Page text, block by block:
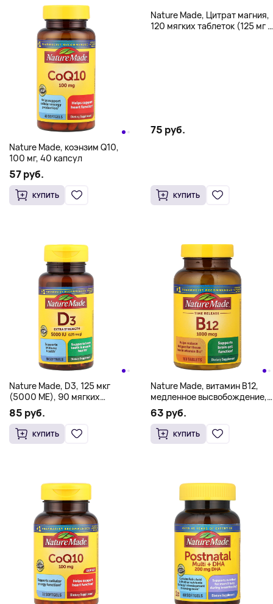
Nature Made, коэнзим Q10,
100 мг, 40 капсул
57 руб.
КУПИТЬ
Nature Made, Цитрат магния,
120 мягких таблеток (125 мг в
75 руб.
КУПИТЬ
Nature Made, D3, 125 мкг
(5000 МЕ), 90 мягких
таблеток
85 руб.
КУПИТЬ
Nature Made, витамин B12,
медленное высвобождение,
160 таблеток
63 руб.
КУПИТЬ